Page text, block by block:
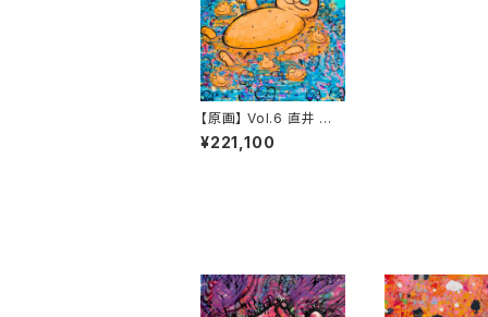
【原画】 Vol.6 直井 朱
里
¥221,100